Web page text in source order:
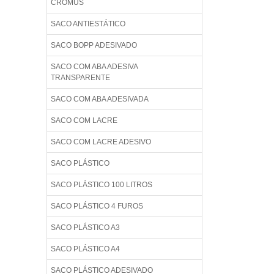
CROMUS
SACO ANTIESTÁTICO
SACO BOPP ADESIVADO
SACO COM ABA ADESIVA
TRANSPARENTE
SACO COM ABA ADESIVADA
SACO COM LACRE
SACO COM LACRE ADESIVO
SACO PLÁSTICO
SACO PLÁSTICO 100 LITROS
SACO PLÁSTICO 4 FUROS
SACO PLÁSTICO A3
SACO PLÁSTICO A4
SACO PLÁSTICO ADESIVADO